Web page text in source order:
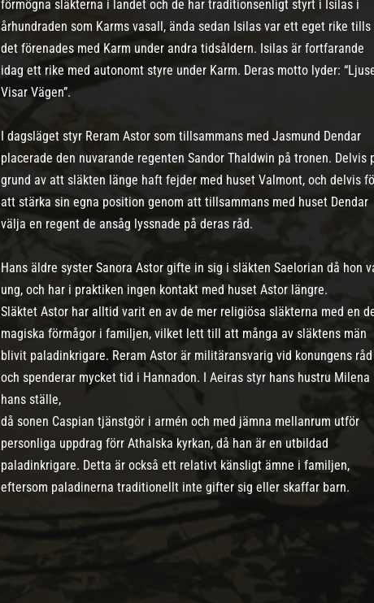
förmögna släkterna i landet och de har traditionsenligt styrt i Isilas i
århundraden som Karms vasall, ända sedan Isilas var ett eget rike tills
det förenades med Karm under andra tidsåldern. Isilas är fortfarande
idag ett rike med autonomt styre under Karm. Deras motto lyder:
Visar Vägen”.
I dagsläget styr Reram Astor som tillsammans med Jasmund Dendar
placerade den nuvarande regenten Sandor Thaldwin på tronen. Delvis
grund av att släkten länge haft fejder med huset Valmont, och delvis
att stärka sin egna position genom att tillsammans med huset Dendar
välja en regent de ansåg lyssnade på deras råd.
Hans äldre syster Sanora Astor gifte in sig i släkten Saelorian då hon
ung, och har i praktiken ingen kontakt med huset Astor längre.
Släktet Astor har alltid varit en av de mer religiösa släkterna med en
magiska förmågor i familjen, vilket lett till att många av släktens män
blivit paladinkrigare. Reram Astor är militäransvarig vid konungens råd
och spenderar mycket tid i Hannadon. I Aeiras styr hans hustru Milena
hans ställe,
då sonen Caspian tjänstgör i armén och med jämna mellanrum utför
personliga uppdrag förr Athalska kyrkan, då han är en utbildad
paladinkrigare. Detta är också ett relativt känsligt ämne i familjen,
eftersom paladinerna traditionellt inte gifter sig eller skaffar barn.